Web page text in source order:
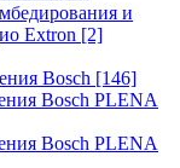
и
Extron [2]
Bosch [146]
Bosch PLENA
Bosch PLENA